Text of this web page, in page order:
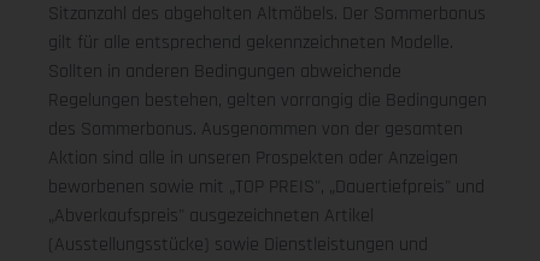
Sitzanzahl des abgeholten Altmöbels. Der Sommerbonus
gilt für alle entsprechend gekennzeichneten Modelle.
Sollten in anderen Bedingungen abweichende
Regelungen bestehen, gelten vorrangig die Bedingungen
des Sommerbonus. Ausgenommen von der gesamten
Aktion sind alle in unseren Prospekten oder Anzeigen
beworbenen sowie mit „TOP PREIS", „Dauertiefpreis" und
„Abverkaufspreis" ausgezeichneten Artikel
(Ausstellungsstücke) sowie Dienstleistungen und